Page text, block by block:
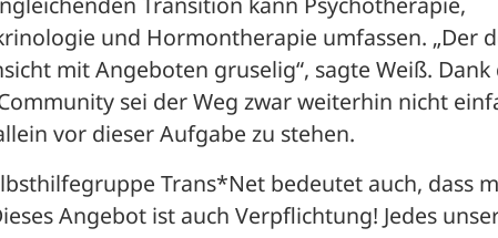
und Hormontherapie umfassen. „Der
mit Angeboten gruselig“, sagte Weiß. Dank
sei der Weg zwar weiterhin nicht
vor dieser Aufgabe zu stehen.
Trans*Net bedeutet auch, dass
Angebot ist auch Verpflichtung! Jedes